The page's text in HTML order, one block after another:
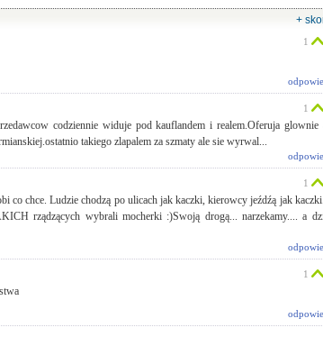
+
1
codziennie widuje pod kauflandem i realem.Oferuja glownie
takiego zlapalem za szmaty ale sie wyrwal...
1
co chce. Ludzie chodzą po ulicach jak kaczki, kierowcy jeźdźą jak
rządzących wybrali mocherki :)Swoją drogą... narzekamy.... a
1
1